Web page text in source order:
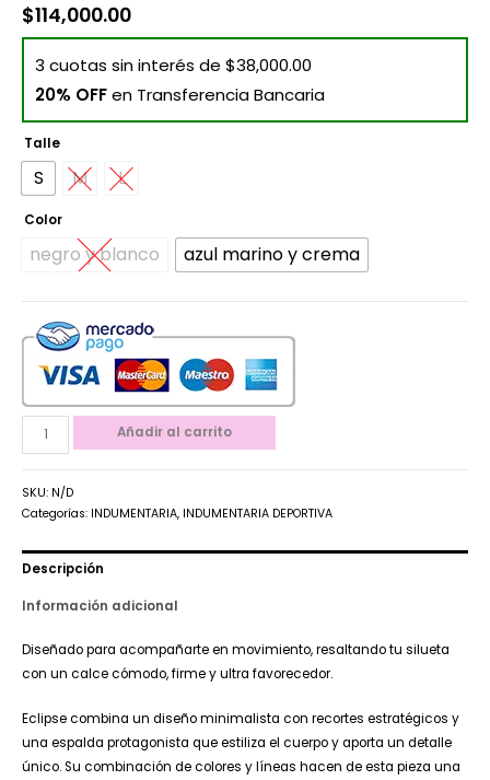
$114,000.00
3 cuotas sin interés de $38,000.00
20% OFFen Transferencia Bancaria
Talle
S M L
Color
negro y blanco azul marino y crema
Añadir al carrito
SKU: N/D
Categorías: INDUMENTARIA, INDUMENTARIA DEPORTIVA
Descripción
Información adicional
Diseñado para acompañarte en movimiento, resaltando tu silueta
con un calce cómodo, firme y ultra favorecedor.
Eclipse combina un diseño minimalista con recortes estratégicos y
una espalda protagonista que estiliza el cuerpo y aporta un detalle
único. Su combinación de colores y líneas hacen de esta pieza una